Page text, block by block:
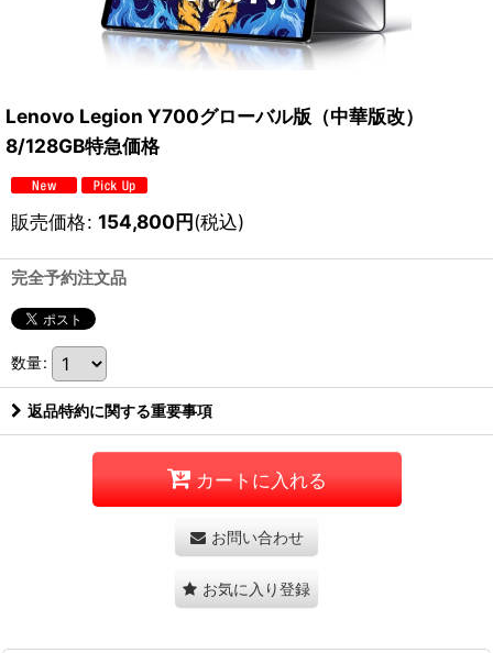
Lenovo Legion Y700グローバル版（中華版改）
8/128GB特急価格
販売価格: 154,800円(税込)
完全予約注文品
数量:
返品特約に関する重要事項
カートに入れる
お問い合わせ
お気に入り登録